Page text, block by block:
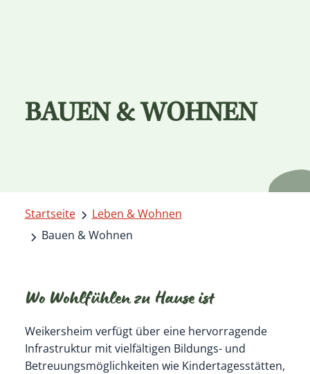
BAUEN & WOHNEN
Startseite
Leben & Wohnen
Bauen & Wohnen
Wo Wohlfühlen zu Hause ist
Weikersheim verfügt über eine hervorragende
Infrastruktur mit vielfältigen Bildungs- und
Betreuungsmöglichkeiten wie Kindertagesstätten,